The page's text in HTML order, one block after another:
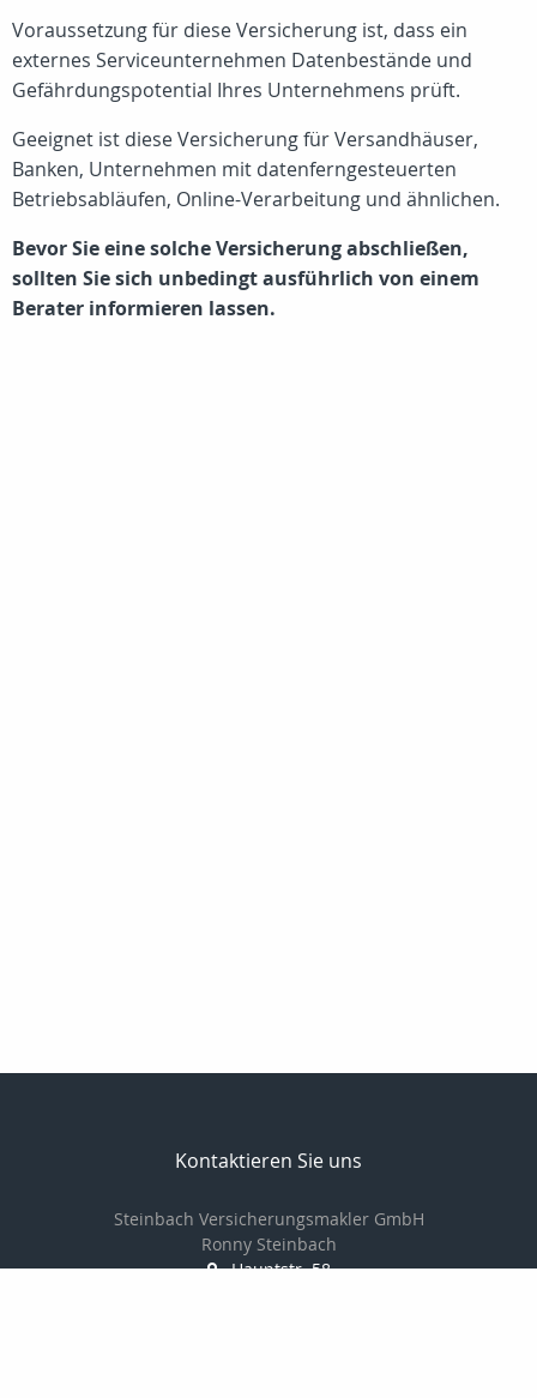
Voraussetzung für diese Versicherung ist, dass ein
externes Serviceunternehmen Datenbestände und
Gefährdungspotential Ihres Unternehmens prüft.
Geeignet ist diese Versicherung für Versandhäuser,
Banken, Unternehmen mit datenferngesteuerten
Betriebsabläufen, Online-Verarbeitung und ähnlichen.
Bevor Sie eine solche Versicherung abschließen,
sollten Sie sich unbedingt ausführlich von einem
Berater informieren lassen.
Kontaktieren Sie uns
Steinbach Versicherungsmakler GmbH
Ronny Steinbach
Hauptstr. 58